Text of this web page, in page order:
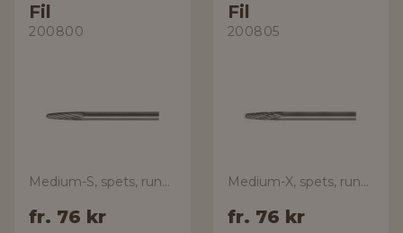
Fil
200800
Medium-S, spets, rundad topp
fr. 76 kr
Fil
200805
Medium-X, spets, rundad topp
fr. 76 kr